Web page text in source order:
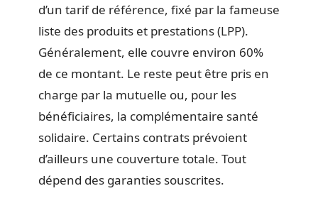
d’un tarif de référence, fixé par la fameuse
liste des produits et prestations (LPP).
Généralement, elle couvre environ 60%
de ce montant. Le reste peut être pris en
charge par la mutuelle ou, pour les
bénéficiaires, la complémentaire santé
solidaire. Certains contrats prévoient
d’ailleurs une couverture totale. Tout
dépend des garanties souscrites.